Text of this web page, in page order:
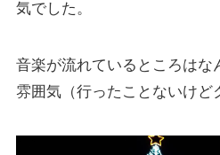
気でした。
音楽が流れているところはな
雰囲気（行ったことないけど